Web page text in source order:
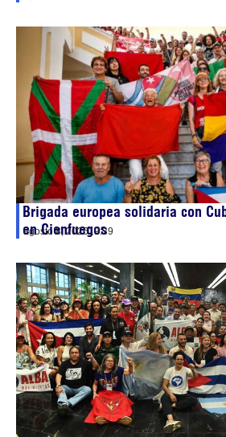
Brigada europea solidaria con
en Cienfuegos
agosto 8, 202619:39